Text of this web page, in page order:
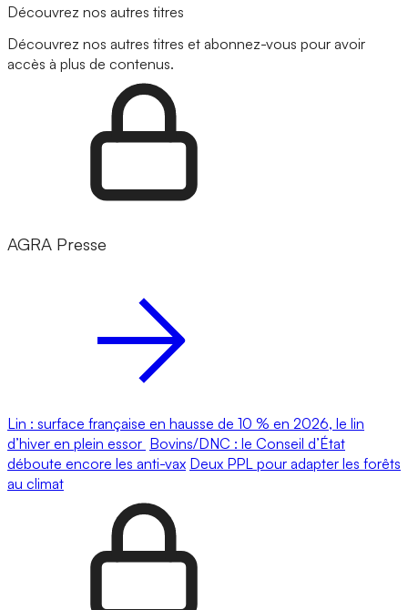
Découvrez nos autres titres
Découvrez nos autres titres et abonnez-vous pour avoir
accès à plus de contenus.
AGRA Presse
Lin : surface française en hausse de 10 % en 2026, le lin
d’hiver en plein essor Bovins/DNC : le Conseil d’État
déboute encore les anti-vax Deux PPL pour adapter les forêts
au climat